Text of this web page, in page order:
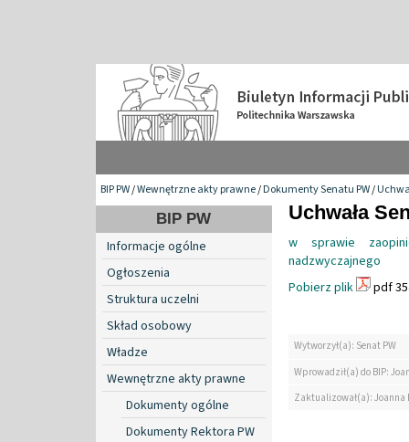
BIP PW/Wewnętrzne akty prawne/Dokumenty Senatu PW/
BIP PW
Informacje ogólne
Ogłoszenia
Struktura uczelni
Skład osobowy
Władze
Wewnętrzne akty prawne
Dokumenty ogólne
Dokumenty Rektora PW
Uchwała
w sprawie
nadzwyczajnego
Pobierz plik
pdf
Wytworzył(a): Senat PW
Wprowadził(a) do BIP:
Zaktualizował(a):